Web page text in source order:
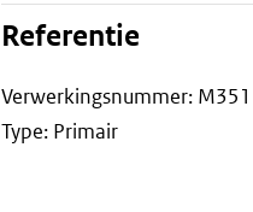
Referentie
Verwerkingsnummer:
Type: Primair